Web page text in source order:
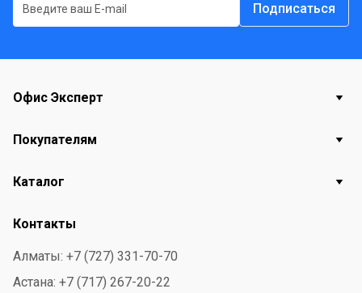
Подписаться
Офис Эксперт
Покупателям
Каталог
Контакты
Алматы: +7 (727) 331-70-70
Астана: +7 (717) 267-20-22